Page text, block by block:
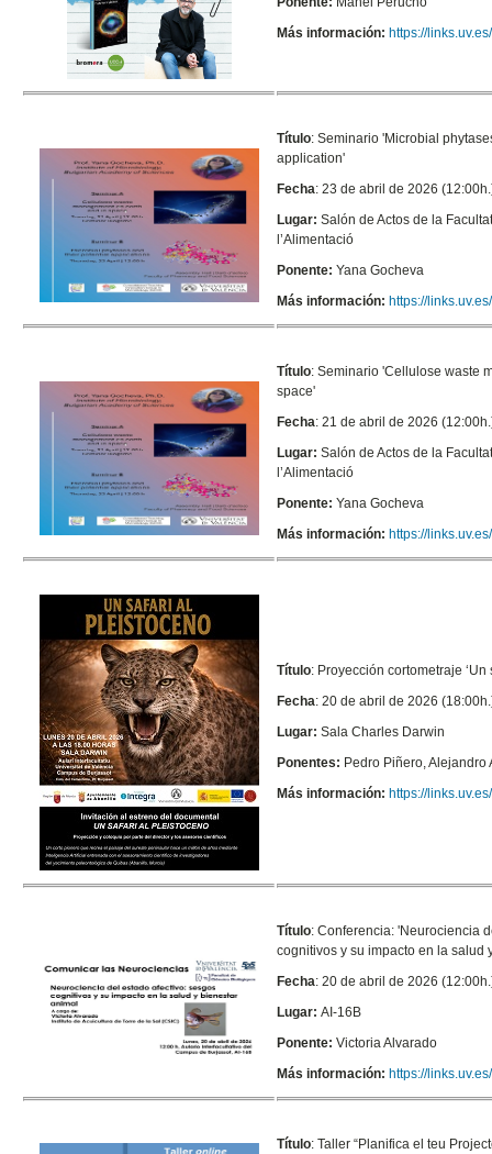
Más información: https://
Título: Seminario 'Microbial
application'
Fecha: 23 de abril de 2026
Lugar:Salón de Actos de la
l’Alimentació
Ponente:Yana Gocheva
Más información: https://
Título:Seminario 'Cellulose waste
space'
Fecha: 21 de abril de 2026
Lugar:Salón de Actos de la
l’Alimentació
Ponente:Yana Gocheva
Más información: https://
Título: Proyección cortometraje
Fecha: 20 de abril de 2026
Lugar:Sala Charles Darwin
Ponentes: Pedro Piñero, Alejandro
Más información: https://
Título:Conferencia: 'Neurociencia
cognitivos y su impacto en la salud
Fecha: 20 de abril de 2026
Lugar:AI-16B
Ponente:Victoria Alvarado
Más información: https://
Título:Taller “Planifica el teu